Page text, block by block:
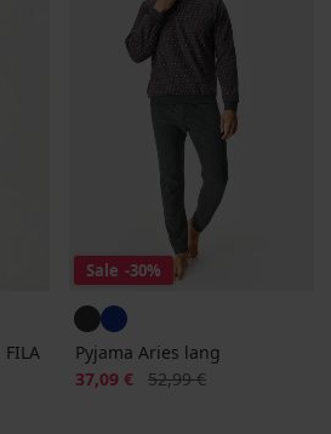
Sale -30%
Pyjama Aries lang
Korting
37,09 € Oorspronkelijke prijs
52,99 €